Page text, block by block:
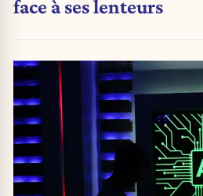
face à ses lenteurs